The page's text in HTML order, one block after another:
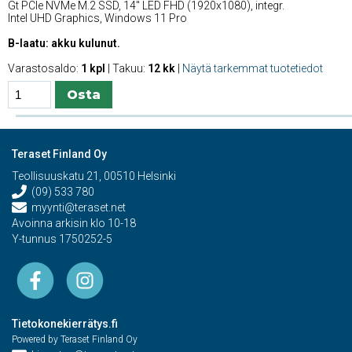
Gt PCIe NVMe M.2 SSD, 14'' LED FHD (1920x1080), integr.
Intel UHD Graphics, Windows 11 Pro
B-laatu: akku kulunut.
Varastosaldo: 1 kpl | Takuu: 12 kk Näytä tarkemmat tuotetiedot
Teraset Finland Oy
Teollisuuskatu 21, 00510 Helsinki
(09) 533 780
myynti@teraset.net
Avoinna arkisin klo 10-18
Y-tunnus 1750252-5
Tietokonekierrätys.fi
Powered by Teraset Finland Oy